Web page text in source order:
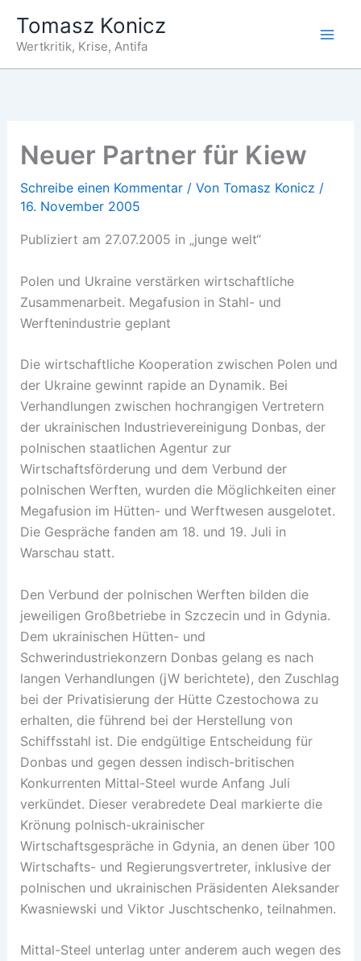
Inhalt
springen
Tomasz Konicz
Wertkritik, Krise, Antifa
Neuer Partner für Kiew
Schreibe einen Kommentar / Von Tomasz Konicz /
16. November 2005
Publiziert am 27.07.2005 in „junge welt“
Polen und Ukraine verstärken wirtschaftliche
Zusammenarbeit. Megafusion in Stahl- und
Werftenindustrie geplant
Die wirtschaftliche Kooperation zwischen Polen und
der Ukraine gewinnt rapide an Dynamik. Bei
Verhandlungen zwischen hochrangigen Vertretern
der ukrainischen Industrievereinigung Donbas, der
polnischen staatlichen Agentur zur
Wirtschaftsförderung und dem Verbund der
polnischen Werften, wurden die Möglichkeiten einer
Megafusion im Hütten- und Werftwesen ausgelotet.
Die Gespräche fanden am 18. und 19. Juli in
Warschau statt.
Den Verbund der polnischen Werften bilden die
jeweiligen Großbetriebe in Szczecin und in Gdynia.
Dem ukrainischen Hütten- und
Schwerindustriekonzern Donbas gelang es nach
langen Verhandlungen (jW berichtete), den Zuschlag
bei der Privatisierung der Hütte Czestochowa zu
erhalten, die führend bei der Herstellung von
Schiffsstahl ist. Die endgültige Entscheidung für
Donbas und gegen dessen indisch-britischen
Konkurrenten Mittal-Steel wurde Anfang Juli
verkündet. Dieser verabredete Deal markierte die
Krönung polnisch-ukrainischer
Wirtschaftsgespräche in Gdynia, an denen über 100
Wirtschafts- und Regierungsvertreter, inklusive der
polnischen und ukrainischen Präsidenten Aleksander
Kwasniewski und Viktor Juschtschenko, teilnahmen.
Mittal-Steel unterlag unter anderem auch wegen des